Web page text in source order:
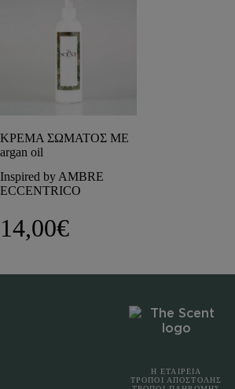
ΚΡΕΜΑ ΣΩΜΑΤΟΣ ΜΕ
argan oil
Inspired by AMBRE
ECCENTRICO
14,00€
Η ΕΤΑΙΡΕΙΑ
ΤΡΟΠΟΙ ΑΠΟΣΤΟΛΗΣ